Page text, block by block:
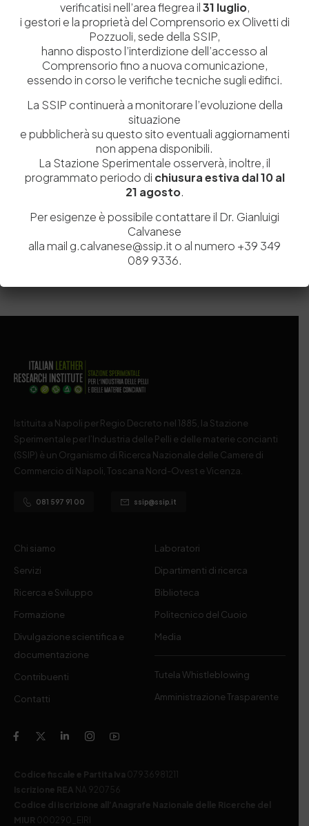
Salva il mio nome, email e sito web in questo browser per la
Post Comment
Istituita a Napoli per Regio Decreto nel 1885, la Stazione
Sperimentale per l’Industria delle Pelli e delle materie concianti
(SSIP) è un Organismo di Ricerca Nazionale delle Camere di
Commercio di Napoli, Toscana Nord-Ovest e Vicenza.
081 597 91 00 ssip@ssip.it
Chi siamo
Servizi
Ricerca e Sviluppo
Formazione
Divulgazione scientifica e
documentazione
Contribuenti
Contatti
Laboratori
Dipartimenti di ricerca
Biblioteca
Politecnico del Cuoio
Media
Tutela Whistleblowing
Amministrazione Trasparente
Codice fiscale e Partita Iva 07936981211
Iscrizione REA NA 920756
Codice di iscrizione all’Anagrafe Nazionale delle Ricerche del
MIUR 000290_EIRI
verificatisi nell’area flegrea il31 luglio,
i gestori e la proprietà del Comprensorio ex Olivetti di
Pozzuoli, sede della SSIP,
hanno disposto l’interdizione dell’accesso al
Comprensorio fino a nuova comunicazione,
essendo in corso le verifiche tecniche sugli edifici.
La SSIP continuerà a monitorare l’evoluzione della
situazione
e pubblicherà su questo sito eventuali aggiornamenti
non appena disponibili.
La Stazione Sperimentale osserverà, inoltre, il
programmato periodo di chiusura estiva dal 10 al
21 agosto.
Per esigenze è possibile contattare il Dr. Gianluigi
Calvanese
alla mail g.calvanese@ssip.it o al numero +39 349
089 9336.